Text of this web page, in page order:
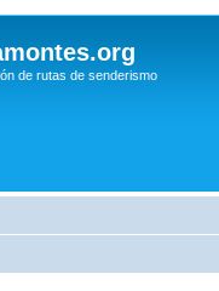
de rutas de senderismo